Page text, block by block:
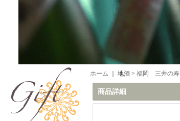
ホーム ｜ 地酒 > 福岡 三井の寿
商品詳細